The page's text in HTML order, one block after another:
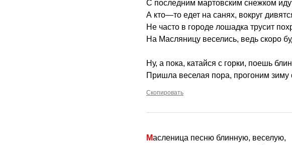
С последним мартовским снежком
А кто—то едет на санях, вокруг
Не часто в городе лошадка трусит
На Масляницу веселись, ведь скоро
Ну, а пока, катайся с горки, поешь
Пришла веселая пора, прогоним зиму
Скопировать
Масленица песню блинную, веселую,